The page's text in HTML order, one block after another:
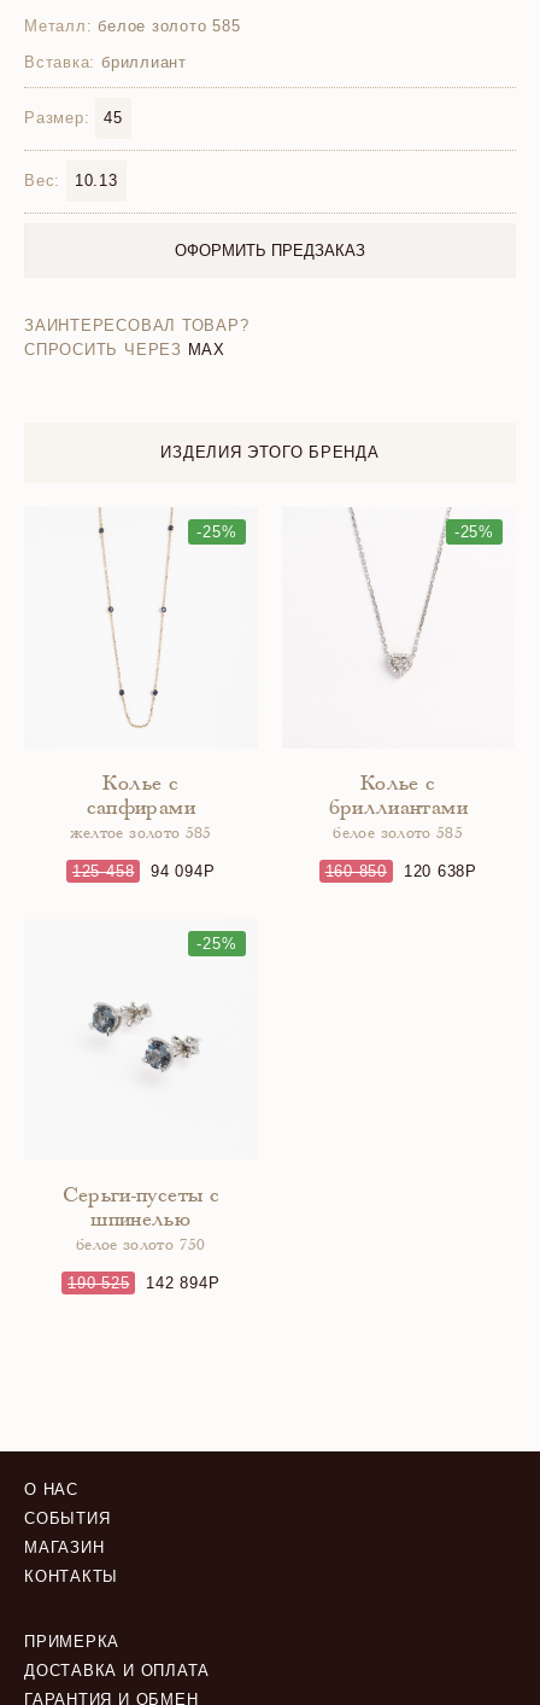
Металл: белое золото 585
Вставка: бриллиант
Размер: 45
Вес: 10.13
ОФОРМИТЬ ПРЕДЗАКАЗ
ЗАИНТЕРЕСОВАЛ ТОВАР?
СПРОСИТЬ ЧЕРЕЗ MAX
ИЗДЕЛИЯ ЭТОГО БРЕНДА
-25%
Колье с
сапфирами
желтое золото 585
125 458 94 094
-25%
Колье с
бриллиантами
белое золото 585
160 850 120 638
-25%
Серьги-пусеты с
шпинелью
белое золото 750
190 525 142 894
О НАС
СОБЫТИЯ
МАГАЗИН
КОНТАКТЫ
ПРИМЕРКА
ДОСТАВКА И ОПЛАТА
ГАРАНТИЯ И ОБМЕН